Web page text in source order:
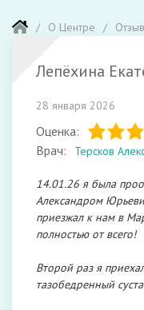
О Центре
Лепёхина
28 января 2026
Оценка:
Врач:
Терсков
14.01.26 я была
Александром
приезжал к нам в
полностью от всего!
Второй раз я
тазобедренный